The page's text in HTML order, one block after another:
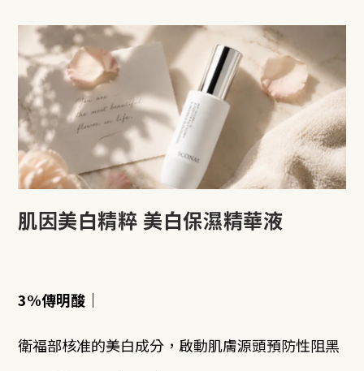
肌因美白精粹 美白保濕精華液
3%傳明酸 ｜
衛福部核准的美白成分，啟動肌膚源頭預防性阻黑